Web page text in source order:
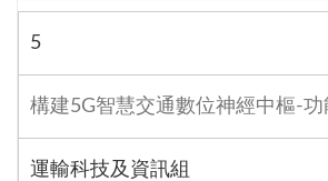
5
構建5G智慧交通數位神經中樞-
運輸科技及資訊組